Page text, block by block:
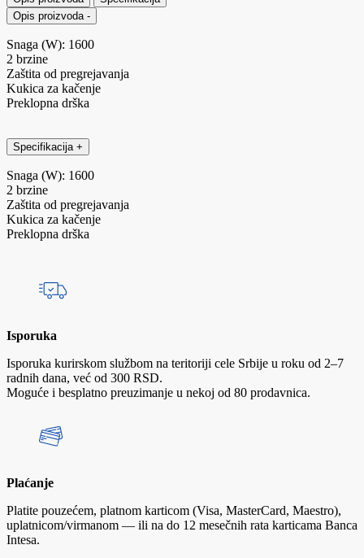
Opis proizvoda -
Snaga (W): 1600
2 brzine
Zaštita od pregrejavanja
Kukica za kačenje
Preklopna drška
Specifikacija +
Snaga (W): 1600
2 brzine
Zaštita od pregrejavanja
Kukica za kačenje
Preklopna drška
Isporuka
Isporuka kurirskom službom na teritoriji cele Srbije u roku od 2–7
radnih dana, već od 300 RSD.
Moguće i besplatno preuzimanje u nekoj od 80 prodavnica.
Plaćanje
Platite pouzećem, platnom karticom (Visa, MasterCard, Maestro),
uplatnicom/virmanom — ili na do 12 mesečnih rata karticama Banca
Intesa.